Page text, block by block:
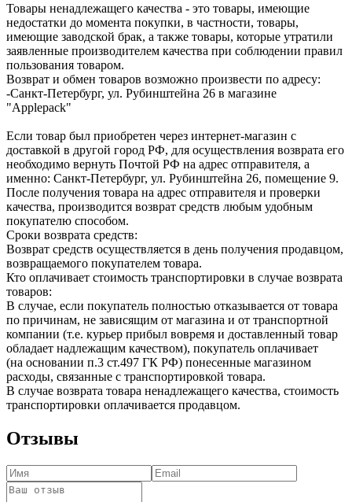
Товары ненадлежащего качества - это товары, имеющие
недостатки до момента покупки, в частности, товары,
имеющие заводской брак, а также товары, которые утратили
заявленные производителем качества при соблюдении правил
пользования товаром.
Возврат и обмен товаров возможно произвести по адресу:
-Санкт-Петербург, ул. Рубинштейна 26 в магазине
"Applepack"
Если товар был приобретен через интернет-магазин с
доставкой в другой город РФ, для осуществления возврата его
необходимо вернуть Почтой РФ на адрес отправителя, а
именно: Санкт-Петербург, ул. Рубинштейна 26, помещение 9.
После получения товара на адрес отправителя и проверки
качества, производится возврат средств любым удобным
покупателю способом.
Сроки возврата средств:
Возврат средств осуществляется в день получения продавцом,
возвращаемого покупателем товара.
Кто оплачивает стоимость транспортировки в случае возврата
товаров:
В случае, если покупатель полностью отказывается от товара
по причинам, не зависящим от магазина и от транспортной
компании (т.е. курьер прибыл вовремя и доставленный товар
обладает надлежащим качеством), покупатель оплачивает
(на основании п.3 ст.497 ГК РФ) понесенные магазином
расходы, связанные с транспортировкой товара.
В случае возврата товара ненадлежащего качества, стоимость
транспортировки оплачивается продавцом.
Отзывы